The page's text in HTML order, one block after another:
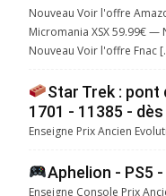
Nouveau Voir l'offre
Micromania XSX 59.99€ —
Nouveau Voir l'offre Fnac
Star Trek : pont
1701 - 11385 -
Enseigne Prix Ancien
Aphelion - PS5
Enseigne Console Prix